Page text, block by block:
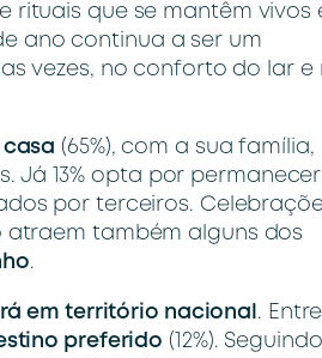
rituais que se mantêm vivos
ano continua a ser um
vezes, no conforto do lar e
casa (65%), com a sua família,
Já 13% opta por permanecer
por terceiros.
também alguns dos
.
em território nacional . Entre
preferido (12%).